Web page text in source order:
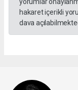
yorumlar
hakaret içerikli
dava